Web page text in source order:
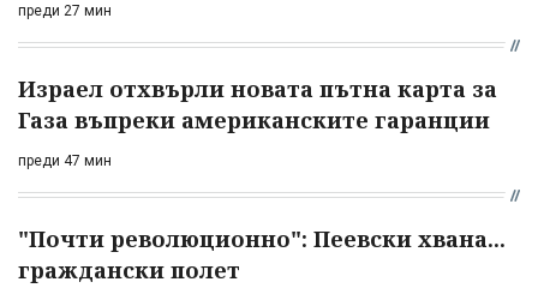
преди 27 мин
Израел отхвърли новата пътна карта за
Газа въпреки американските гаранции
преди 47 мин
"Почти революционно": Пеевски хвана...
граждански полет